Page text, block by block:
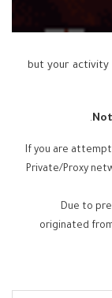
...but your
If you are
Private/Proxy
Due to
originated